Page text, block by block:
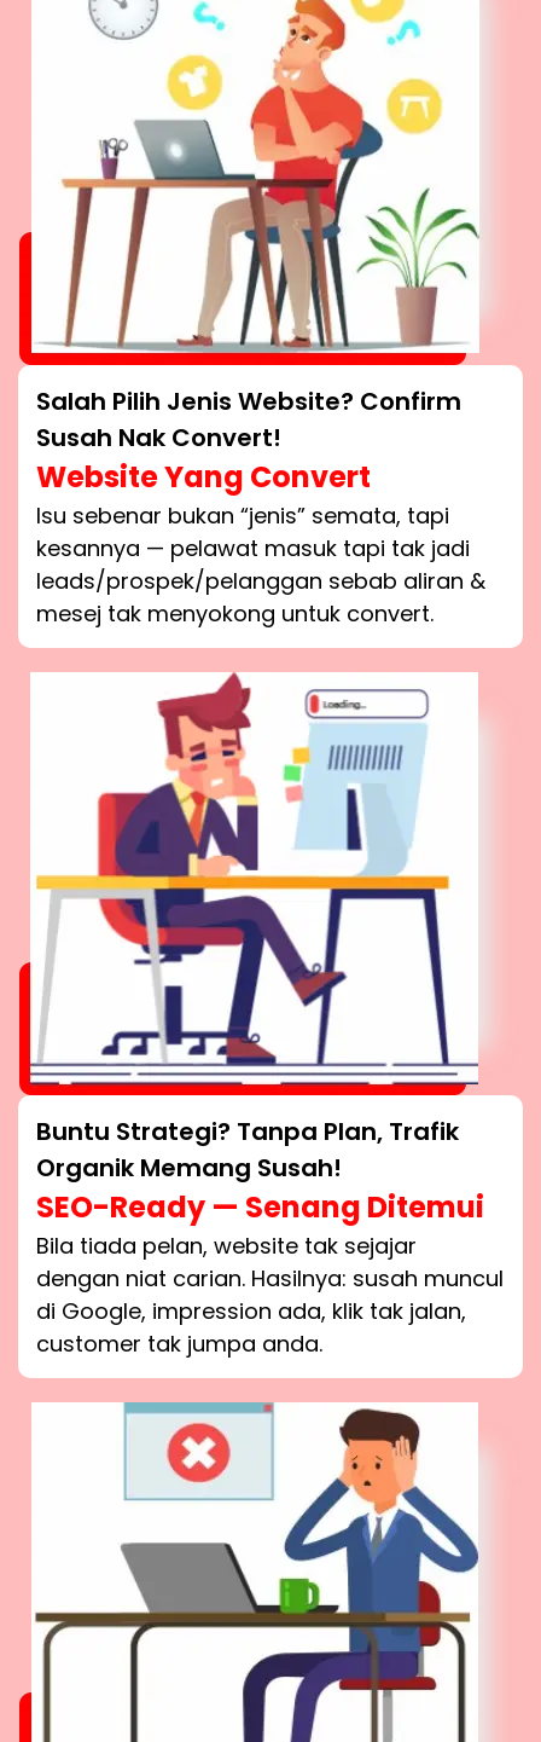
Salah Pilih Jenis Website? Confirm
Susah Nak Convert!
Website Yang Convert
Isu sebenar bukan “jenis” semata, tapi
kesannya — pelawat masuk tapi tak jadi
leads/prospek/pelanggan sebab aliran &
mesej tak menyokong untuk convert.
Buntu Strategi? Tanpa Plan, Trafik
Organik Memang Susah!
SEO-Ready — Senang Ditemui
Bila tiada pelan, website tak sejajar
dengan niat carian. Hasilnya: susah muncul
di Google, impression ada, klik tak jalan,
customer tak jumpa anda.